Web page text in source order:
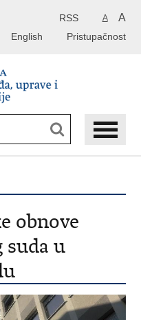
A A
RSS
Pristupačnost
English
obnove
suda u